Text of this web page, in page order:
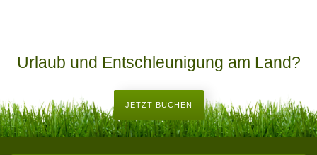
Urlaub und Entschleunigung am Land?
JETZT BUCHEN